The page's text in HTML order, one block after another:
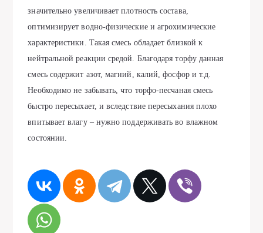
значительно увеличивает плотность состава,
оптимизирует водно-физические и агрохимические
характеристики. Такая смесь обладает близкой к
нейтральной реакции средой. Благодаря торфу данная
смесь содержит азот, магний, калий, фосфор и т.д.
Необходимо не забывать, что торфо-песчаная смесь
быстро пересыхает, и вследствие пересыхания плохо
впитывает влагу – нужно поддерживать во влажном
состоянии.